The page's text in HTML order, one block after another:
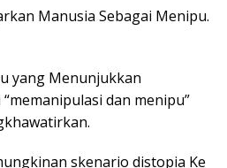
Manusia Sebagai Menipu.
yang Menunjukkan
“memanipulasi dan menipu”
skenario distopia Ke